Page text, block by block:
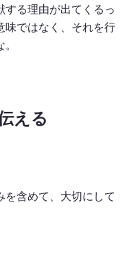
る理由が出てくるっ
味ではなく、それを行
える
含めて、大切にして